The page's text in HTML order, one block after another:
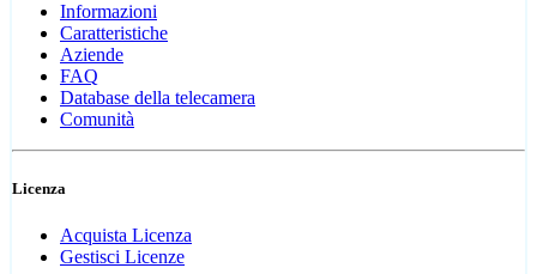
Informazioni
Caratteristiche
Aziende
FAQ
Database della telecamera
Comunità
Licenza
Acquista Licenza
Gestisci Licenze